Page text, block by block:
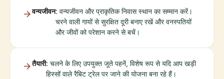
वन्यजीवन: वन्यजीवन और प्राकृतिक निवास स्थान का सम्मान करें।
चरने वाली गायों से सुरक्षित दूरी बनाए रखें और वनस्पतियों
और जीवों को परेशान करने से बचें।
तैयारी: चलने के लिए उपयुक्त जूते पहनें, विशेष रूप से यदि आप खड़ी
हिस्सों वाले रैबिट ट्रेल पर जाने की योजना बना रहे हैं।